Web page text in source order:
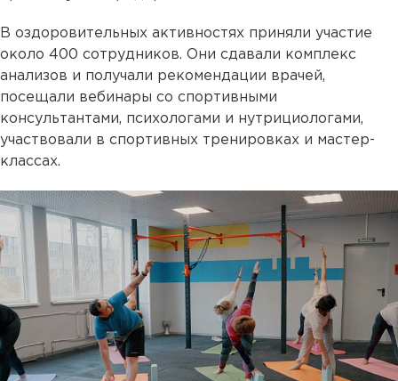
В оздоровительных активностях приняли участие
около 400 сотрудников. Они сдавали комплекс
анализов и получали рекомендации врачей,
посещали вебинары со спортивными
консультантами, психологами и нутрициологами,
участвовали в спортивных тренировках и мастер-
классах.